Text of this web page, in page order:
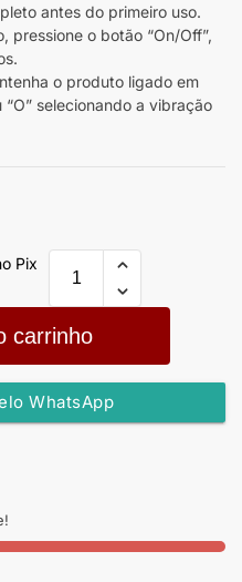
antes do primeiro uso.
pressione o botão “On/Off”,
o produto ligado em
selecionando a vibração
Pix
carrinho
WhatsApp